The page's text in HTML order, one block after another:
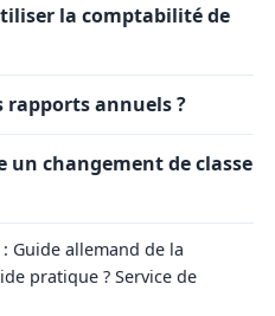
la comptabilité de
rapports annuels ?
un changement de classe
Guide allemand de la
pratique ? Service de